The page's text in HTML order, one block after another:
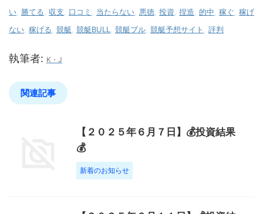
い, 勝てる, 収支, 口コミ , 当たらない, 悪徳, 投資, 捏造, 的中, 稼ぐ, 稼げ
ない, 稼げる, 競艇, 競艇BULL, 競艇ブル, 競艇予想サイト , 評判
執筆者: K・J
関連記事
【２０２５年６月７日】💰投資結果
💰
新着のお知らせ